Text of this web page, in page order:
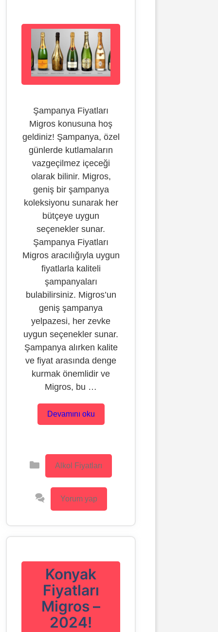
Şampanya Fiyatları
Migros konusuna hoş
geldiniz! Şampanya, özel
günlerde kutlamaların
vazgeçilmez içeceği
olarak bilinir. Migros,
geniş bir şampanya
koleksiyonu sunarak her
bütçeye uygun
seçenekler sunar.
Şampanya Fiyatları
Migros aracılığıyla uygun
fiyatlarla kaliteli
şampanyaları
bulabilirsiniz. Migros’un
geniş şampanya
yelpazesi, her zevke
uygun seçenekler sunar.
Şampanya alırken kalite
ve fiyat arasında denge
kurmak önemlidir ve
Migros, bu …
Devamını oku
Alkol Fiyatları
Yorum yap
Konyak
Fiyatları
Migros –
2024!